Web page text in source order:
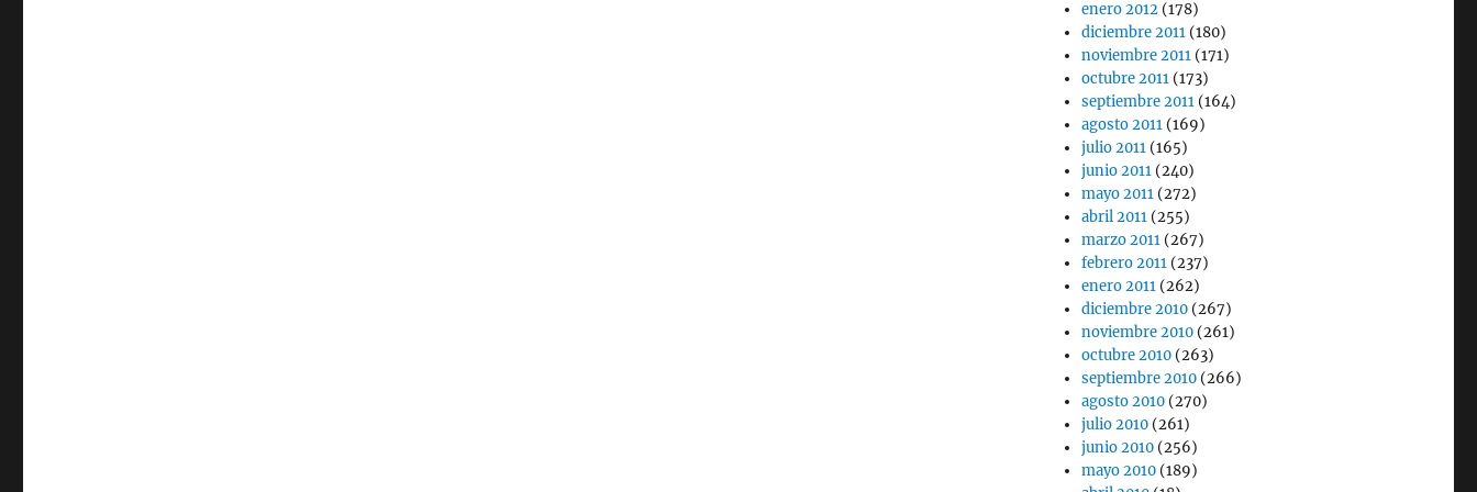
enero 2012 (178)
diciembre 2011 (180)
noviembre 2011 (171)
octubre 2011 (173)
septiembre 2011 (164)
agosto 2011 (169)
julio 2011 (165)
junio 2011 (240)
mayo 2011 (272)
abril 2011 (255)
marzo 2011 (267)
febrero 2011 (237)
enero 2011 (262)
diciembre 2010 (267)
noviembre 2010 (261)
octubre 2010 (263)
septiembre 2010 (266)
agosto 2010 (270)
julio 2010 (261)
junio 2010 (256)
mayo 2010 (189)